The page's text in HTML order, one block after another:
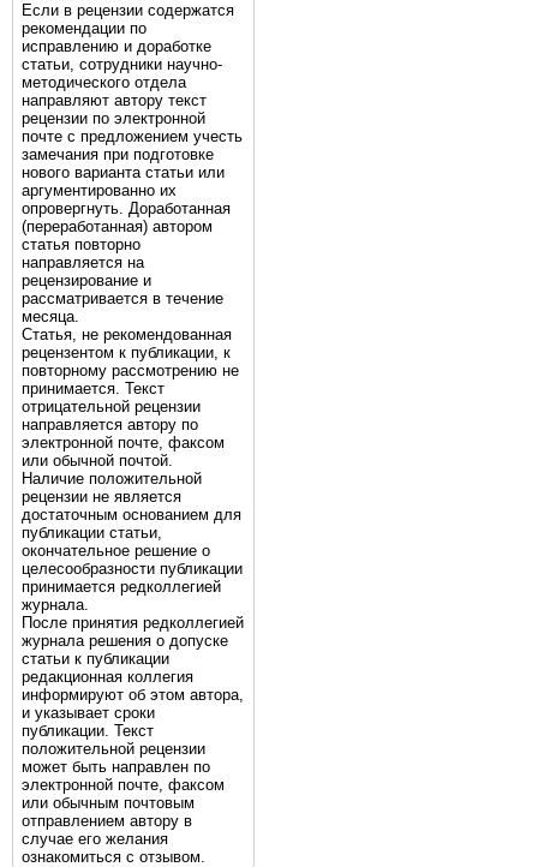
Если в рецензии содержатся
рекомендации по
исправлению и доработке
статьи, сотрудники научно-
методического отдела
направляют автору текст
рецензии по электронной
почте с предложением учесть
замечания при подготовке
нового варианта статьи или
аргументированно их
опровергнуть. Доработанная
(переработанная) автором
статья повторно
направляется на
рецензирование и
рассматривается в течение
месяца.
Статья, не рекомендованная
рецензентом к публикации, к
повторному рассмотрению не
принимается. Текст
отрицательной рецензии
направляется автору по
электронной почте, факсом
или обычной почтой.
Наличие положительной
рецензии не является
достаточным основанием для
публикации статьи,
окончательное решение о
целесообразности публикации
принимается редколлегией
журнала.
После принятия редколлегией
журнала решения о допуске
статьи к публикации
редакционная коллегия
информируют об этом автора,
и указывает сроки
публикации. Текст
положительной рецензии
может быть направлен по
электронной почте, факсом
или обычным почтовым
отправлением автору в
случае его желания
ознакомиться с отзывом.